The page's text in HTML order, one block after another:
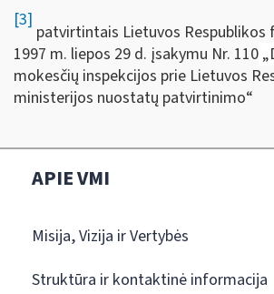
[3]
patvirtintais Lietuvos Respublikos
1997 m. liepos 29 d. įsakymu Nr. 110 „
mokesčių inspekcijos prie Lietuvos
ministerijos nuostatų patvirtinimo“
APIE VMI
Misija, Vizija ir Vertybės
Struktūra ir kontaktinė informacija